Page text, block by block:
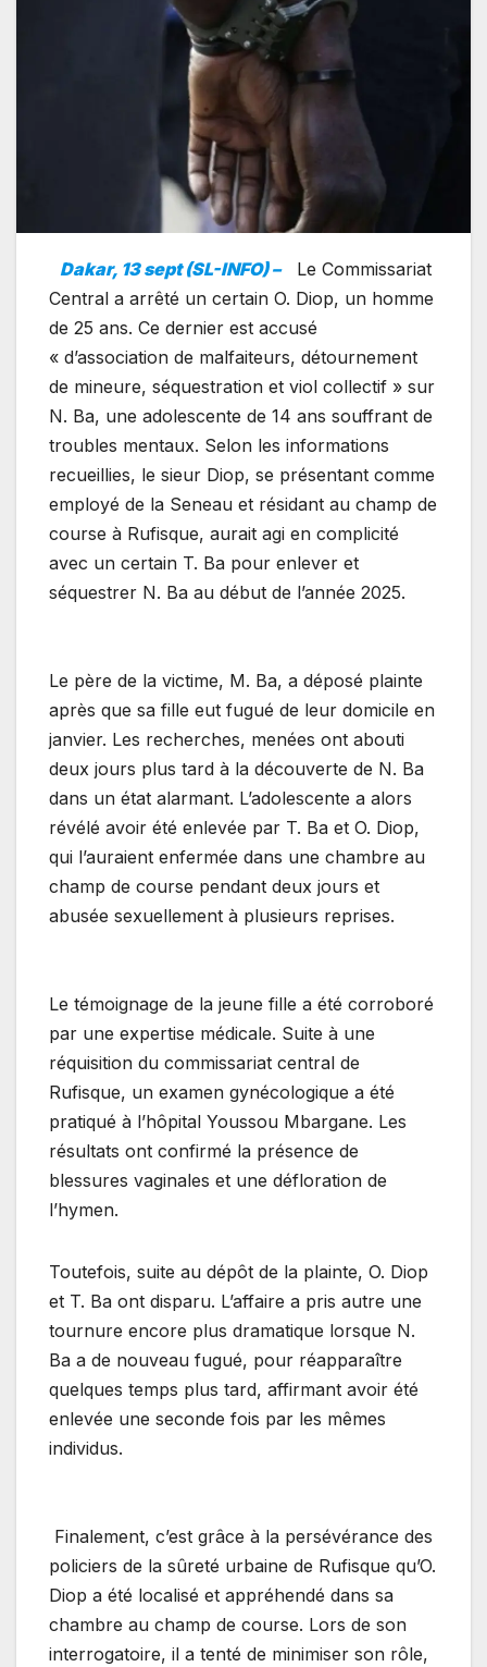
Dakar, 13 sept (SL-INFO) –
Le Commissariat
Central a arrêté un certain O. Diop, un homme
de 25 ans. Ce dernier est accusé
« d’association de malfaiteurs, détournement
de mineure, séquestration et viol collectif » sur
N. Ba, une adolescente de 14 ans souffrant de
troubles mentaux. Selon les informations
recueillies, le sieur Diop, se présentant comme
employé de la Seneau et résidant au champ de
course à Rufisque, aurait agi en complicité
avec un certain T. Ba pour enlever et
séquestrer N. Ba au début de l’année 2025.
Le père de la victime, M. Ba, a déposé plainte
après que sa fille eut fugué de leur domicile en
janvier. Les recherches, menées ont abouti
deux jours plus tard à la découverte de N. Ba
dans un état alarmant. L’adolescente a alors
révélé avoir été enlevée par T. Ba et O. Diop,
qui l’auraient enfermée dans une chambre au
champ de course pendant deux jours et
abusée sexuellement à plusieurs reprises.
Le témoignage de la jeune fille a été corroboré
par une expertise médicale. Suite à une
réquisition du commissariat central de
Rufisque, un examen gynécologique a été
pratiqué à l’hôpital Youssou Mbargane. Les
résultats ont confirmé la présence de
blessures vaginales et une défloration de
l’hymen.
Toutefois, suite au dépôt de la plainte, O. Diop
et T. Ba ont disparu. L’affaire a pris autre une
tournure encore plus dramatique lorsque N.
Ba a de nouveau fugué, pour réapparaître
quelques temps plus tard, affirmant avoir été
enlevée une seconde fois par les mêmes
individus.
Finalement, c’est grâce à la persévérance des
policiers de la sûreté urbaine de Rufisque qu’O.
Diop a été localisé et appréhendé dans sa
chambre au champ de course. Lors de son
interrogatoire, il a tenté de minimiser son rôle,